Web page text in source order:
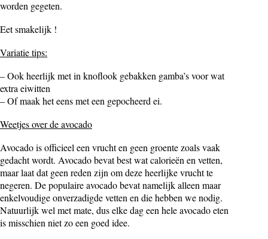
worden gegeten.
Eet smakelijk !
Variatie tips:
– Ook heerlijk met in knoflook gebakken gamba’s voor wat
extra eiwitten
– Of maak het eens met een gepocheerd ei.
Weetjes over de avocado
Avocado is officieel een vrucht en geen groente zoals vaak
gedacht wordt. Avocado bevat best wat calorieën en vetten,
maar laat dat geen reden zijn om deze heerlijke vrucht te
negeren. De populaire avocado bevat namelijk alleen maar
enkelvoudige onverzadigde vetten en die hebben we nodig.
Natuurlijk wel met mate, dus elke dag een hele avocado eten
is misschien niet zo een goed idee.